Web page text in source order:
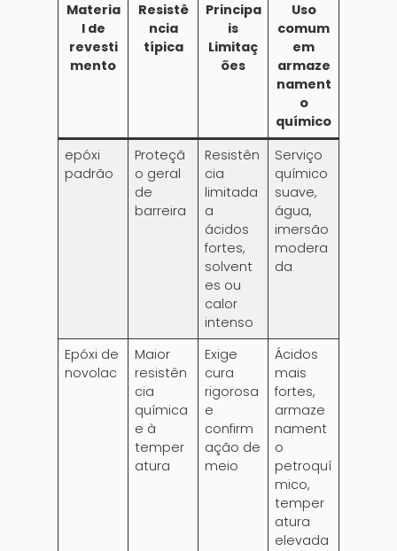
Materia
l de
revesti
mento
Resistê
ncia
típica
Principa
is
Limitaç
ões
Uso
comum
em
armaze
nament
o
químico
epóxi
padrão
Proteçã
o geral
de
barreira
Resistên
cia
limitada
a
ácidos
fortes,
solvent
es ou
calor
intenso
Serviço
químico
suave,
água,
imersão
modera
da
Epóxi de
novolac
Maior
resistên
cia
química
e à
temper
atura
Exige
cura
rigorosa
e
confirm
ação de
meio
Ácidos
mais
fortes,
armaze
nament
o
petroquí
mico,
temper
atura
elevada